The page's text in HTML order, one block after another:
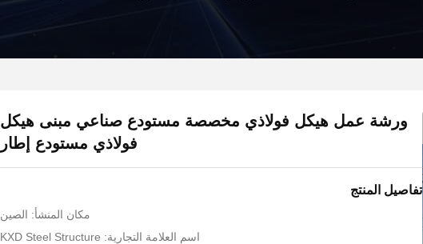
ورشة عمل هيكل فولاذي مخصصة مستودع صناعي مبنى هيكل
فولاذي مستودع إطار
تفاصيل المنتج
مكان المنشأ: الصين
اسم العلامة التجارية: KXD Steel Structure